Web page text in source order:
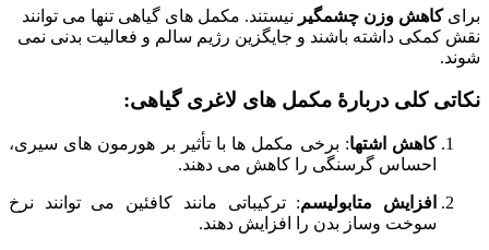
برایکاهش وزن چشمگیر نیستند. مکمل های گیاهی تنها می توانند
نقش کمکی داشته باشند و جایگزین رژیم سالم و فعالیت بدنی نمی
شوند.
نکاتی کلی دربارهٔ مکمل های لاغری گیاهی:
کاهش اشتها: برخی مکمل ها با تأثیر بر هورمون های سیری،
احساس گرسنگی را کاهش می دهند.
افزایش متابولیسم:ترکیباتی مانند کافئین می توانند نرخ
سوخت وساز بدن را افزایش دهند.